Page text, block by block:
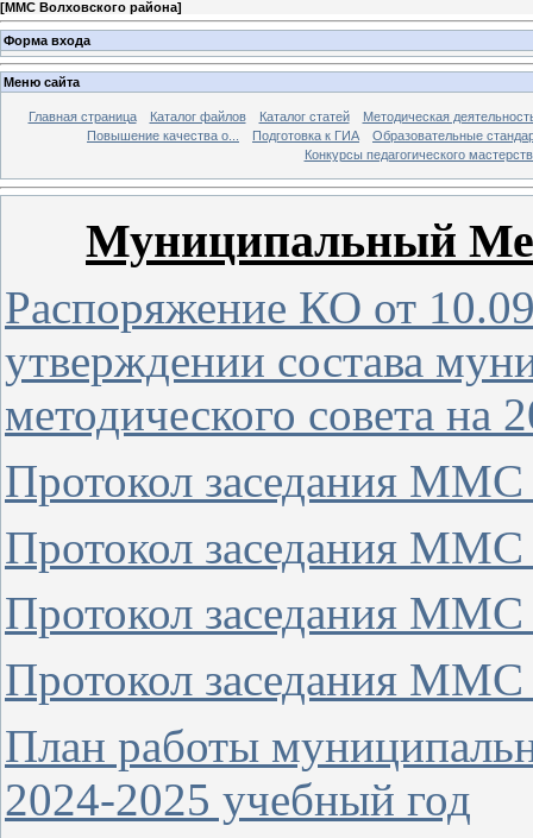
[ММС Волховского района]
Форма входа
Меню сайта
Главная страница Каталог файлов Каталог статей
Методическая
Повышение качества о...
Подготовка к ГИА
Образовательные
Конкурсы педагогического
Муниципальный
Распоряжение КО от
утверждении состава
методического совета на
Протокол заседания ММС
Протокол заседания ММС
Протокол заседания ММС
Протокол заседания ММС
План работы
2024-2025 учебный год